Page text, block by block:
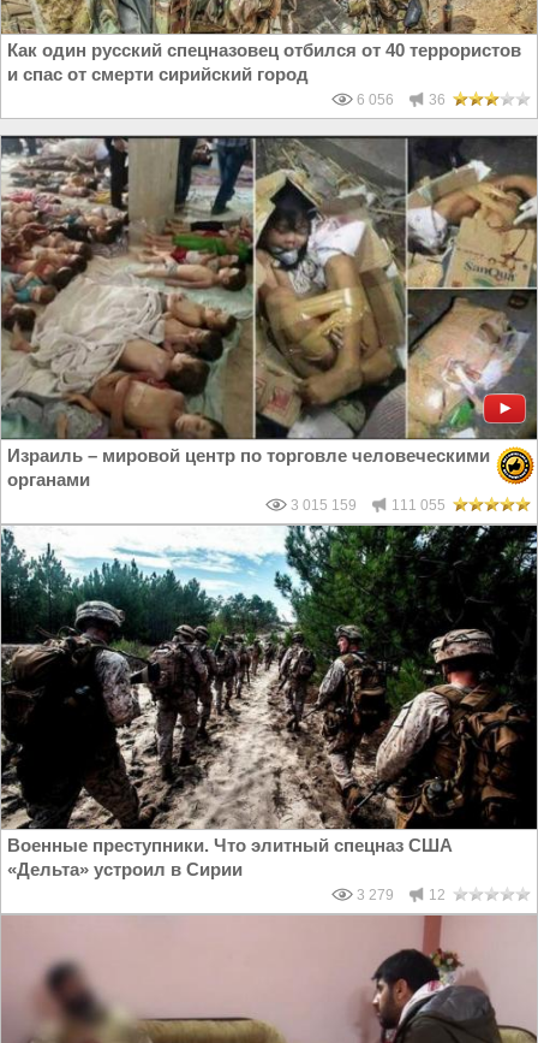
Как один русский спецназовец отбился от 40 террористов
и спас от смерти сирийский город
6 056 36
Израиль – мировой центр по торговле человеческими
органами
3 015 159 111 055
Военные преступники. Что элитный спецназ США
«Дельта» устроил в Сирии
3 279 12